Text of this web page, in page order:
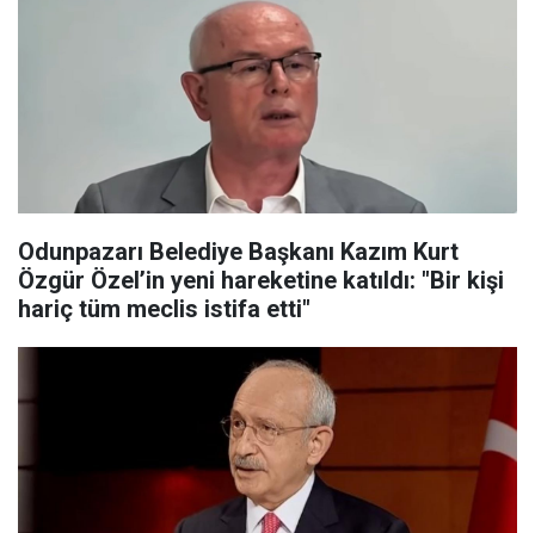
Odunpazarı Belediye Başkanı Kazım Kurt
Özgür Özel’in yeni hareketine katıldı: "Bir kişi
hariç tüm meclis istifa etti"